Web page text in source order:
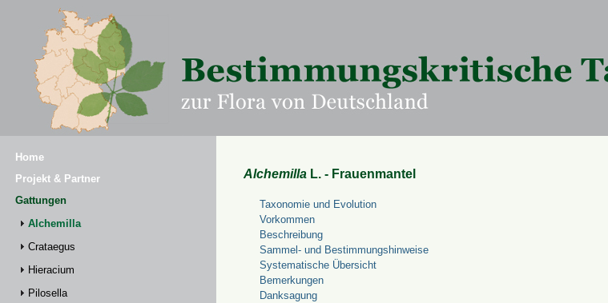
Home
Projekt & Partner
Gattungen
Alchemilla
Crataegus
Hieracium
Pilosella
Alchemilla L. - Frauenmantel
Taxonomie und Evolution
Vorkommen
Beschreibung
Sammel- und Bestimmungshinweise
Systematische Übersicht
Bemerkungen
Danksagung